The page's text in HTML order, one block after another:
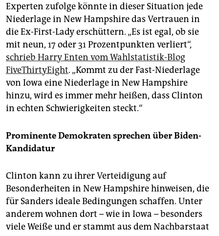
Experten zufolge könnte in dieser Situation jede
Niederlage in New Hampshire das Vertrauen in
die Ex-First-Lady erschüttern. „Es ist egal, ob sie
mit neun, 17 oder 31 Prozentpunkten verliert“,
schrieb Harry Enten vom Wahlstatistik-Blog
FiveThirtyEight. „Kommt zu der Fast-Niederlage
von Iowa eine Niederlage in New Hampshire
hinzu, wird es immer mehr heißen, dass Clinton
in echten Schwierigkeiten steckt.“
Prominente Demokraten sprechen über Biden-
Kandidatur
Clinton kann zu ihrer Verteidigung auf
Besonderheiten in New Hampshire hinweisen, die
für Sanders ideale Bedingungen schaffen. Unter
anderem wohnen dort – wie in Iowa – besonders
viele Weiße und er stammt aus dem Nachbarstaat